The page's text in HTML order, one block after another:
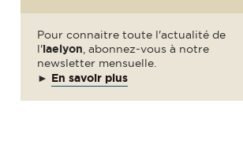
Pour connaitre toute l'actualité de
l'iaelyon , abonnez-vous à notre
newsletter mensuelle.
► En savoir plus